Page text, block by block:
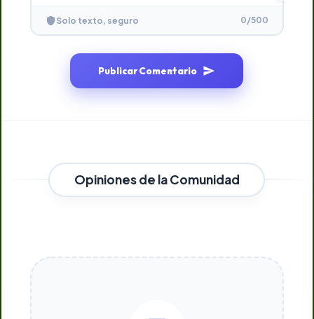
Solo texto, seguro 0/500
Publicar Comentario
Opiniones de la Comunidad